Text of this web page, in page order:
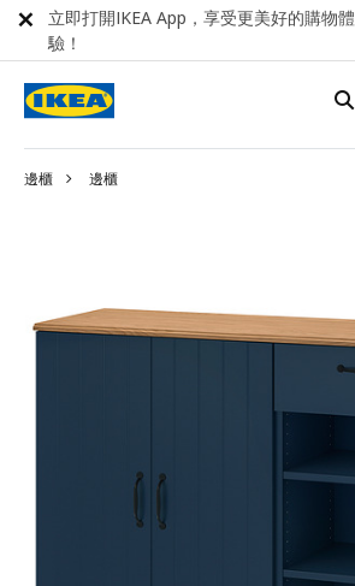
邊櫃 邊櫃
立即打開IKEA App，享受更美好的購物體
驗！